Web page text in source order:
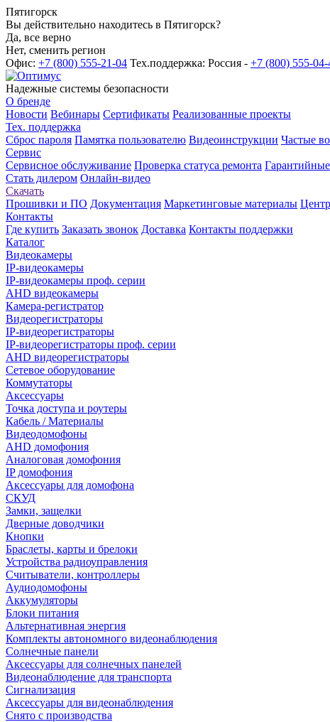
Пятигорск
Вы действительно находитесь в Пятигорск?
Да, все верно
Нет, сменить регион
Офис: +7 (800) 555-21-04 Тех.поддержка: Россия - +7 (800) 555-04-
Надежные системы безопасности
О бренде
Новости Вебинары Сертификаты Реализованные проекты
Тех. поддержка
Сброс пароля Памятка пользователю Видеоинструкции Частые
Сервис
Сервисное обслуживание Проверка статуса ремонта Гарантийные
Стать дилером Онлайн-видео
Скачать
Прошивки и ПО Документация Маркетинговые материалы
Контакты
Где купить Заказать звонок Доставка Контакты поддержки
Каталог
Видеокамеры
IP-видеокамеры
IP-видеокамеры проф. серии
AHD видеокамеры
Камера-регистратор
Видеорегистраторы
IP-видеорегистраторы
IP-видеорегистраторы проф. серии
AHD видеорегистраторы
Сетевое оборудование
Коммутаторы
Аксессуары
Точка доступа и роутеры
Кабель / Материалы
Видеодомофоны
AHD домофония
Аналоговая домофония
IP домофония
Аксессуары для домофона
СКУД
Замки, защелки
Дверные доводчики
Кнопки
Браслеты, карты и брелоки
Устройства радиоуправления
Считыватели, контроллеры
Аудиодомофоны
Аккумуляторы
Блоки питания
Альтернативная энергия
Комплекты автономного видеонаблюдения
Солнечные панели
Аксессуары для солнечных панелей
Видеонаблюдение для транспорта
Сигнализация
Аксессуары для видеонаблюдения
Снято с производства